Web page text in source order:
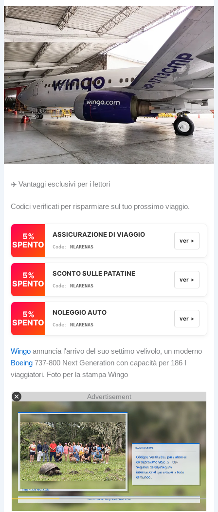
✈️ Vantaggi esclusivi per i lettori
Codici verificati per risparmiare sul tuo prossimo viaggio.
5%
SPENTO
ASSICURAZIONE DI VIAGGIO
NLARENAS
ver >
5%
SPENTO
SCONTO SULLE PATATINE
NLARENAS
ver >
5%
SPENTO
NOLEGGIO AUTO
NLARENAS
ver >
Wingo annuncia l'arrivo del suo settimo velivolo, un moderno
Boeing 737-800 Next Generation con capacità per 186 I
viaggiatori. Foto per la stampa Wingo
Advertisement